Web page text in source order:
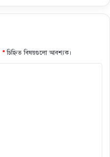
*চিহ্নিত বিষয়গুলো আবশ্যক।